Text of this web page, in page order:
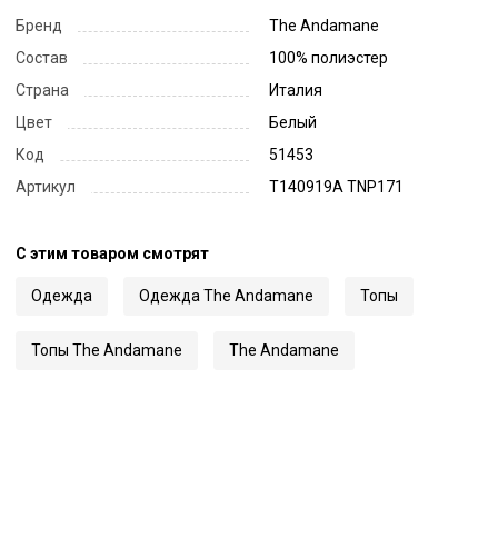
Бренд
The Andamane
Состав
100% полиэстер
Страна
Италия
Цвет
Белый
Код
51453
Артикул
T140919A TNP171
С этим товаром смотрят
Одежда Одежда The Andamane Топы
Топы The Andamane The Andamane